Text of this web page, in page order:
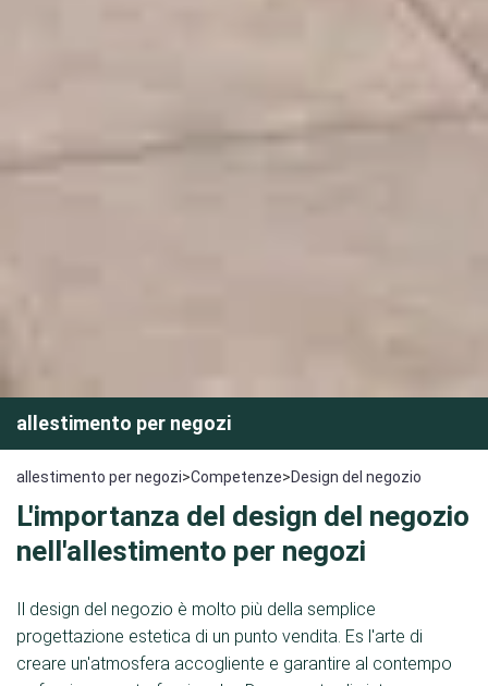
allestimento per negozi
allestimento per negozi>Competenze>Design del negozio
L'importanza del design del negozio
nell'allestimento per negozi
Il design del negozio è molto più della semplice
progettazione estetica di un punto vendita. Es l'arte di
creare un'atmosfera accogliente e garantire al contempo